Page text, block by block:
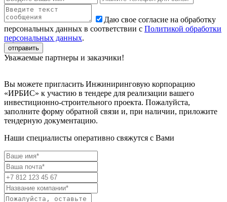
Даю свое согласие на обработку
персональных данных в соответствии с Политикой обработки
персональных данных.
Уважаемые партнеры и заказчики!
Вы можете пригласить Инжиниринговую корпорацию
«ИРБИС» к участию в тендере для реализации вашего
инвестиционно-строительного проекта. Пожалуйста,
заполните форму обратной связи и, при наличии, приложите
тендерную документацию.
Наши специалисты оперативно свяжутся с Вами